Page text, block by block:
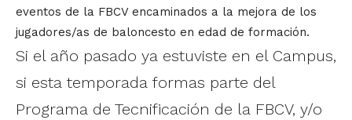
eventos de la FBCV encaminados a la mejora de los
jugadores/as de baloncesto en edad de formación.
Si el año pasado ya estuviste en el Campus,
si esta temporada formas parte del
Programa de Tecnificación de la FBCV, y/o